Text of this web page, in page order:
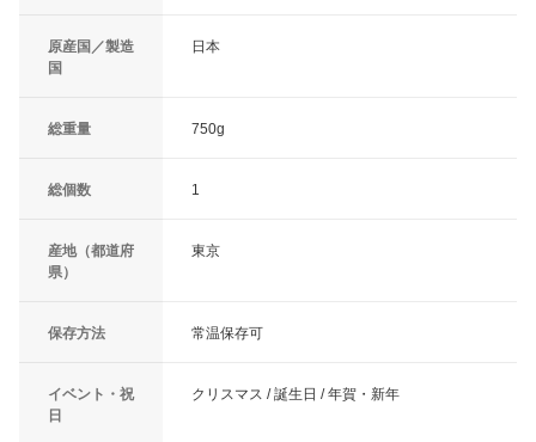
原産国／製造
国
日本
総重量 750g
総個数 1
産地（都道府
県）
東京
保存方法 常温保存可
イベント・祝
日
クリスマス / 誕生日 / 年賀・新年